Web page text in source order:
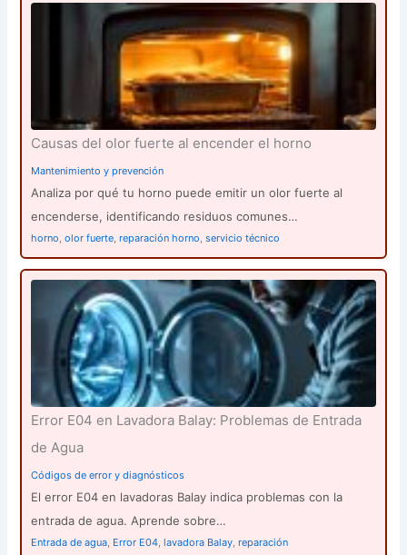
Causas del olor fuerte al encender el horno
Mantenimiento y prevención
Analiza por qué tu horno puede emitir un olor fuerte al
encenderse, identificando residuos comunes…
horno,olor fuerte,reparación horno,servicio técnico
Error E04 en Lavadora Balay: Problemas de Entrada
de Agua
Códigos de error y diagnósticos
El error E04 en lavadoras Balay indica problemas con la
entrada de agua. Aprende sobre…
Entrada de agua, Error E04,lavadora Balay,reparación